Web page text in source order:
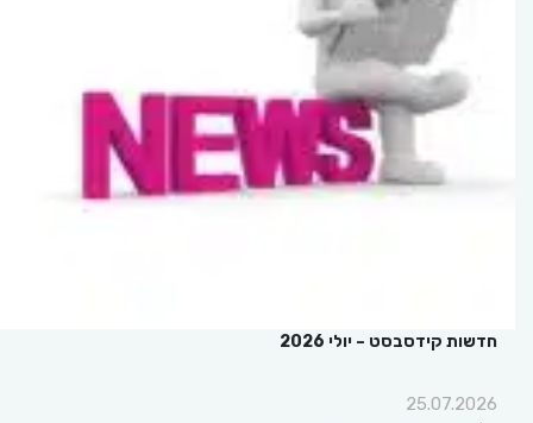
חדשות קידסבסט – יולי 2026
25.07.2026